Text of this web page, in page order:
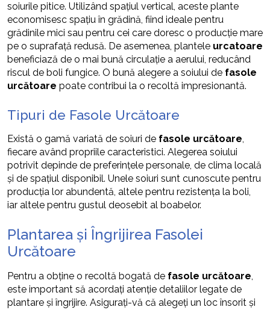
soiurile pitice. Utilizând spațiul vertical, aceste plante
economisesc spațiu în grădină, fiind ideale pentru
grădinile mici sau pentru cei care doresc o producție mare
pe o suprafață redusă. De asemenea, plantele urcatoare
beneficiază de o mai bună circulație a aerului, reducând
riscul de boli fungice. O bună alegere a soiului de fasole
urcătoare poate contribui la o recoltă impresionantă.
Tipuri de Fasole Urcătoare
Există o gamă variată de soiuri de fasole urcătoare
fiecare având propriile caracteristici. Alegerea soiului
potrivit depinde de preferințele personale, de clima locală
și de spațiul disponibil. Unele soiuri sunt cunoscute pentru
producția lor abundentă, altele pentru rezistența la boli,
iar altele pentru gustul deosebit al boabelor.
Plantarea și Îngrijirea Fasolei
Urcătoare
Pentru a obține o recoltă bogată de fasole urcătoare
este important să acordați atenție detaliilor legate de
plantare și îngrijire. Asigurați-vă că alegeți un loc însorit și